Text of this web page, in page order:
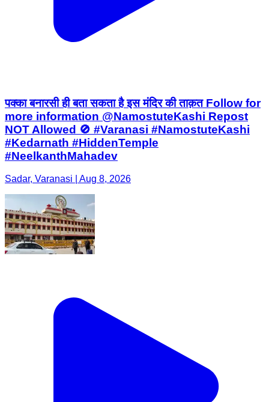
पक्का बनारसी ही बता सकता है इस मंदिर की ताक़त Follow for
more information @NamostuteKashi Repost
NOT Allowed 🚫 #Varanasi #NamostuteKashi
#Kedarnath #HiddenTemple
#NeelkanthMahadev
Sadar, Varanasi | Aug 8, 2026